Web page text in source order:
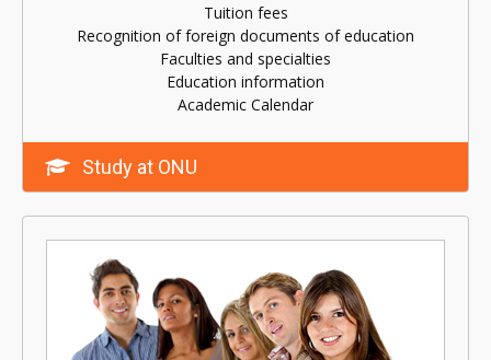
Tuition fees
Recognition of foreign documents of education
Faculties and specialties
Education information
Academic Calendar
Study at ONU